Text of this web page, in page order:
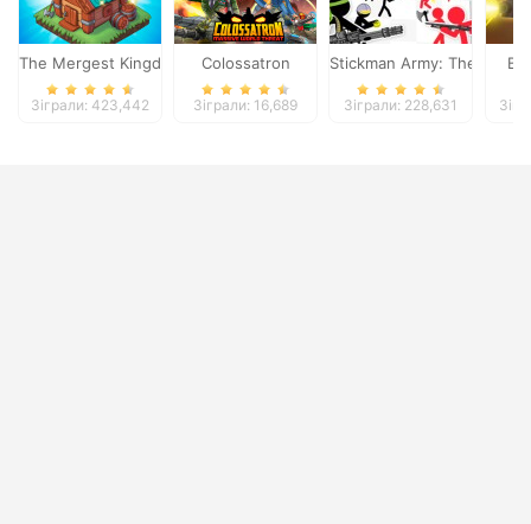
The Mergest Kingdom
Зіграли: 423,442
Colossatron
Зіграли: 16,689
Stickman Army: The
Зіграли: 228,631